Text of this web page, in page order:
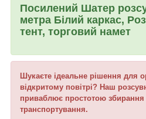
Посилений Шатер
метра Білий каркас,
тент, торговий намет
Шукаєте ідеальне рішення для
відкритому повітрі? Наш
приваблює простотою збирання
транспортування.